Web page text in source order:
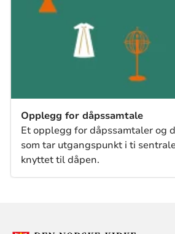
Opplegg for dåpssamtale
Et opplegg for dåpssamtaler og
som tar utgangspunkt i ti
knyttet til dåpen.